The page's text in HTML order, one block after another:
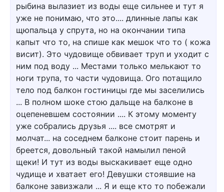
рыбина вылазиет из воды еще сильнее и тут я
уже не понимаю, что это.... длинные лапы как
щюпальца у спрута, но на окончании типа
капыт что то, на спише как мешок что то ( кожа
висит). Это чудовище обвивает труп и уходит с
ним под воду ... Местами только мелькают то
ноги трупа, то части чудовища. Ого потащило
тело под балкон гостиницы где мы заселились
... В полном шоке стою дальще на балконе в
оцепеневшем состоянии .... К этому моменту
уже собрались друзья .... все смотрят и
молчат... на соседнем балконе стоит парень и
бреется, довольный такой намылил пеной
щеки! И тут из воды выскакивает еще одно
чудище и хватает его! Девушки стоявшие на
балконе завизжали ... Я и еще кто то побежали